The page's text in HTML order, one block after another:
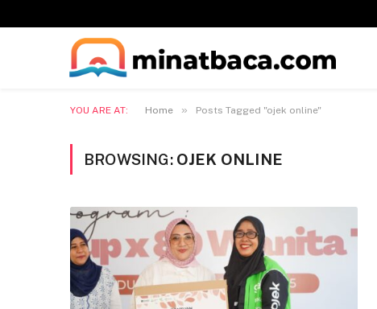
YOU ARE AT: Home » Posts Tagged "ojek online"
BROWSING: OJEK ONLINE